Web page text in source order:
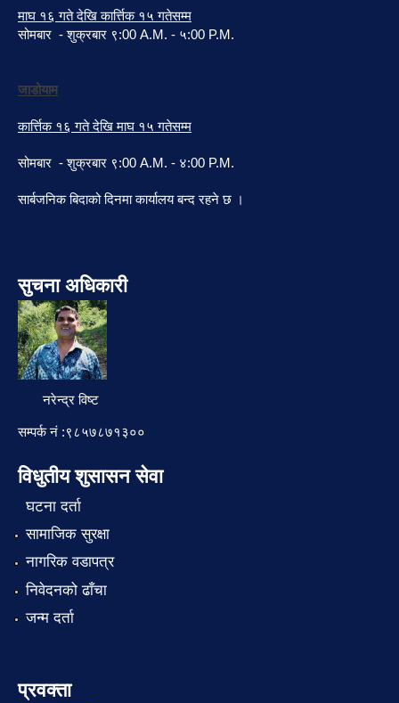
माघ १६ गते देखि कार्त्तिक १५ गतेसम्म
सोमबार - शुक्रबार ९:00 A.M. - ५:00 P.M.
जाडोयाम
कार्त्तिक १६ गते देखि माघ १५ गतेसम्म
सोमबार - शुक्रबार ९:00 A.M. - ४:00 P.M.
सार्बजनिक बिदाको दिनमा कार्यालय बन्द रहने छ ।
सुचना अधिकारी
नरेन्द्र विष्ट
सम्पर्क नं :९८५७८७१३००
विधुतीय शुसासन सेवा
घटना दर्ता
सामाजिक सुरक्षा
नागरिक वडापत्र
निवेदनको ढाँचा
जन्म दर्ता
प्रवक्ता